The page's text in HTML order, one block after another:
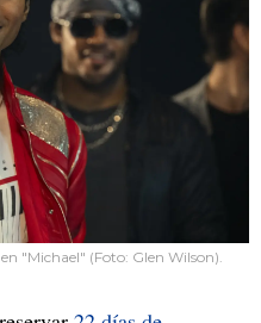
"Michael" (Foto: Glen Wilson).